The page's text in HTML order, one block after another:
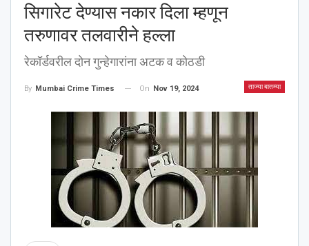
सिगारेट देण्यास नकार दिला म्हणून
तरुणावर तलवारीने हल्ला
रेकॉर्डवरील दोन गुन्हेगारांना अटक व कोठडी
ताज्या बातम्या
By Mumbai Crime Times On Nov 19, 2024